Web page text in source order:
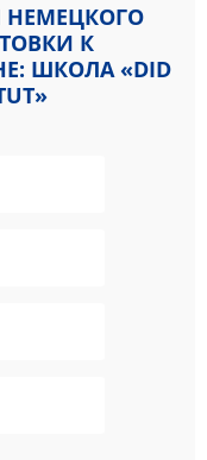
НЕМЕЦКОГО
К
ШКОЛА «DID